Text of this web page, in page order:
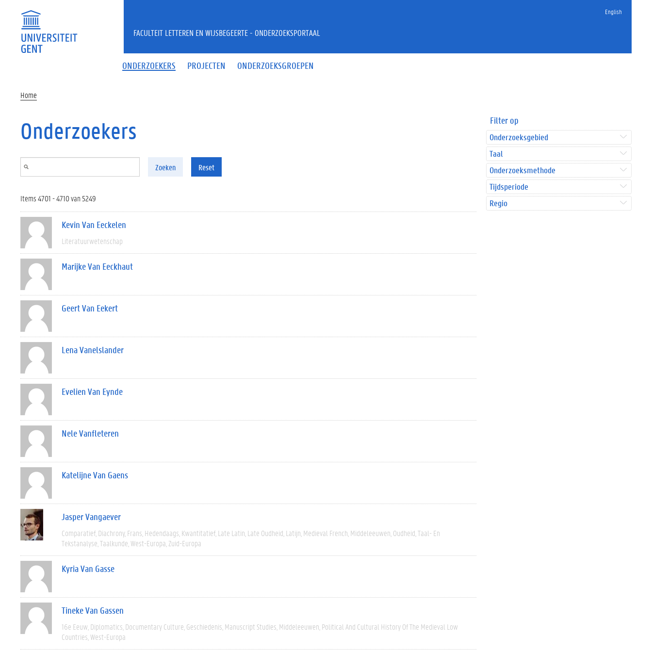
English
ONDERZOEKERS PROJECTEN ONDERZOEKSGROEPEN
FACULTEIT LETTEREN EN WIJSBEGEERTE - ONDERZOEKSPORTAAL
Home
Onderzoekers
Zoeken Reset
Items 4701 - 4710 van 5249
Kevin Van Eeckelen
Literatuurwetenschap
Marijke Van Eeckhaut
Geert Van Eekert
Lena Vanelslander
Evelien Van Eynde
Nele Vanfleteren
Katelijne Van Gaens
Jasper Vangaever
Comparatief Diachrony Frans Hedendaags Kwantitatief Late Latin Late Oudheid Latijn Medieval French Middeleeuwen Oudheid Taal- En
Tekstanalyse Taalkunde West-Europa Zuid-Europa
Kyria Van Gasse
Tineke Van Gassen
16e Eeuw Diplomatics Documentary Culture Geschiedenis Manuscript Studies Middeleeuwen Political And Cultural History Of The Medieval Low
Countries West-Europa
Filter op
Onderzoeksgebied
Taal
Onderzoeksmethode
Tijdsperiode
Regio